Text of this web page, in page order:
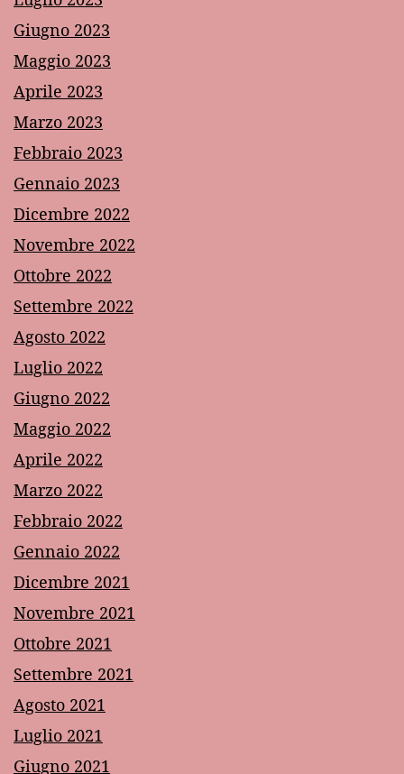
Giugno 2023
Maggio 2023
Aprile 2023
Marzo 2023
Febbraio 2023
Gennaio 2023
Dicembre 2022
Novembre 2022
Ottobre 2022
Settembre 2022
Agosto 2022
Luglio 2022
Giugno 2022
Maggio 2022
Aprile 2022
Marzo 2022
Febbraio 2022
Gennaio 2022
Dicembre 2021
Novembre 2021
Ottobre 2021
Settembre 2021
Agosto 2021
Luglio 2021
Giugno 2021